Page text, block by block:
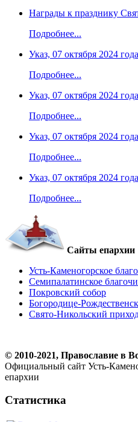
Награды к празднику
Подробнее...
Указ, 07 октября 2024
Подробнее...
Указ, 07 октября 2024
Подробнее...
Указ, 07 октября 2024 года
Подробнее...
Указ, 07 октября 2024 года
Подробнее...
Сайты епархии
Усть-Каменогорское
Семипалатинское
Покровский собор
Богородице-
Свято-Никольский
© 2010-2021, Православие в
Официальный сайт Усть-
епархии
Статистика